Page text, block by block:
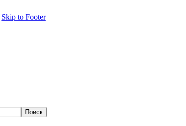
Skip to Footer